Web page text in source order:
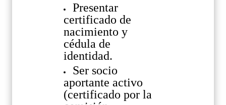
Presentar
certificado de
nacimiento y
cédula de
identidad.
Ser socio
aportante activo
(certificado por la